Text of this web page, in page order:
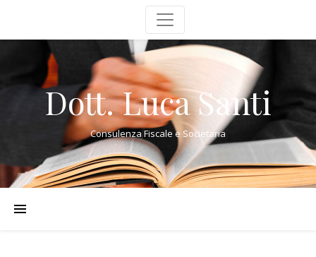
Dott. Luca Santi
Consulenza Fiscale e Societaria